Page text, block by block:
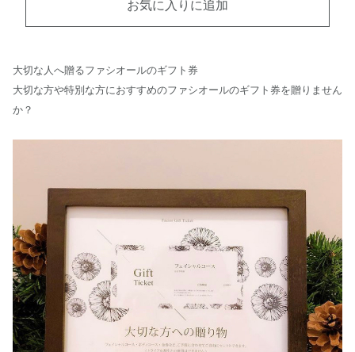
お気に入りに追加
大切な人へ贈るファシオールのギフト券
大切な方や特別な方におすすめのファシオールのギフト券を贈りません
か？